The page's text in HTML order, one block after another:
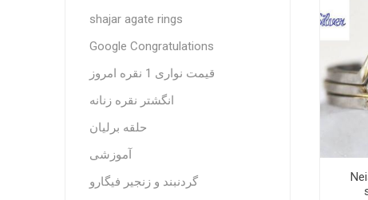
shajar agate rings
Google Congratulations
قیمت نواری 1 نقره امروز
انگشتر نقره زنانه
حلقه برلیان
آموزشی
گردنبند و زنجیر فیگارو